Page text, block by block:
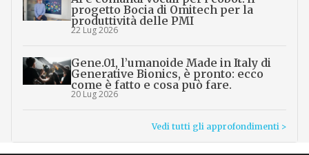
progetto Bocia di Omitech per la
produttività delle PMI
22 Lug 2026
Gene.01, l’umanoide Made in Italy di
Generative Bionics, è pronto: ecco
come è fatto e cosa può fare.
20 Lug 2026
Vedi tutti gli approfondimenti >